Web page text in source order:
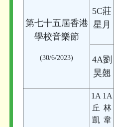
第七十五屆香港
學校音樂節
(30/6/2023)
5C莊
星月
4A劉
昊翹
1A
丘
凱
1A
林
韋